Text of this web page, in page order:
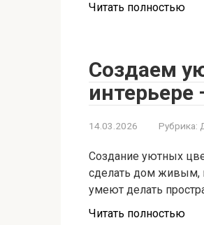
Читать полностью
Создаем
14.03.2026 Рубрика:
Создание уютных
сделать дом живым,
умеют делать
Читать полностью